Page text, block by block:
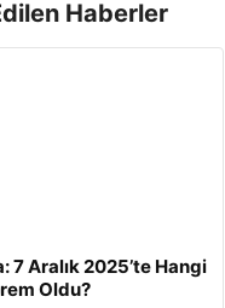
Haberler
7 Aralık 2025’te Hangi
Oldu?